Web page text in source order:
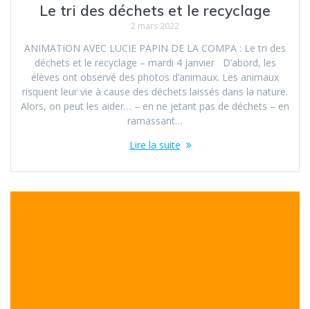
Le tri des déchets et le recyclage
2 mars 2022
ANIMATION AVEC LUCIE PAPIN DE LA COMPA : Le tri des
déchets et le recyclage – mardi 4 janvier D’abord, les
élèves ont observé des photos d’animaux. Les animaux
risquent leur vie à cause des déchets laissés dans la nature.
Alors, on peut les aider… – en ne jetant pas de déchets – en
ramassant…
Lire la suite